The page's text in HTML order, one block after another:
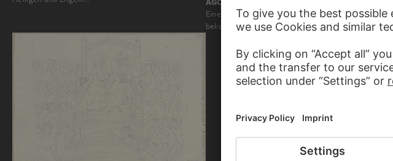
Eine Heilige wird von Maria mit Blumen gekrönt und
bekommt von Christus die Hostie…